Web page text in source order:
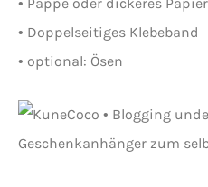
• Doppelseitiges Klebeband
• optional: Ösen